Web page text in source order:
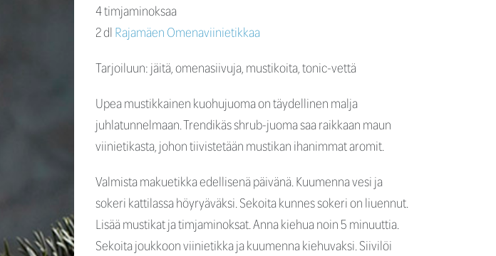
4 timjaminoksaa
2 dlRajamäen Omenaviinietikkaa
Tarjoiluun: jäitä, omenasiivuja, mustikoita, tonic-vettä
Upea mustikkainen kuohujuoma on täydellinen malja
juhlatunnelmaan. Trendikäs shrub-juoma saa raikkaan maun
viinietikasta, johon tiivistetään mustikan ihanimmat aromit.
Valmista makuetikka edellisenä päivänä. Kuumenna vesi ja
sokeri kattilassa höyryäväksi. Sekoita kunnes sokeri on liuennut.
Lisää mustikat ja timjaminoksat. Anna kiehua noin 5 minuuttia.
Sekoita joukkoon viinietikka ja kuumenna kiehuvaksi. Siivilöi